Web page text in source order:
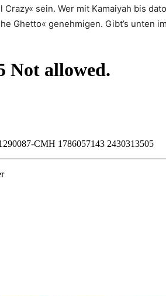
Crazy« sein. Wer mit Kamaiyah bis
Ghetto« genehmigen. Gibt’s unten